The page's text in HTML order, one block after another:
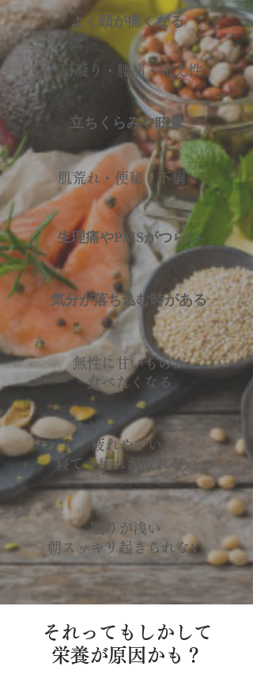
よく頭が痛くなる
肩凝り・腰痛・冷え性
立ちくらみや眩暈
肌荒れ・便秘・下痢
生理痛やPMSがつらい
気分が落ち込む時がある
無性に甘いものが
​食べたくなる
疲れやすい
寝ても疲れが取れない
眠りが浅い
​朝スッキリ起きられない
それってもしかして
​栄養が原因かも？